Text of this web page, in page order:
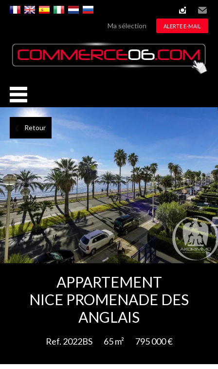
instagram
Email
Ma sélection ALERTE E-MAIL
Retour
APPARTEMENT
NICE PROMENADE DES
ANGLAIS
Ref. 2022BS 65 m² 795 000 €